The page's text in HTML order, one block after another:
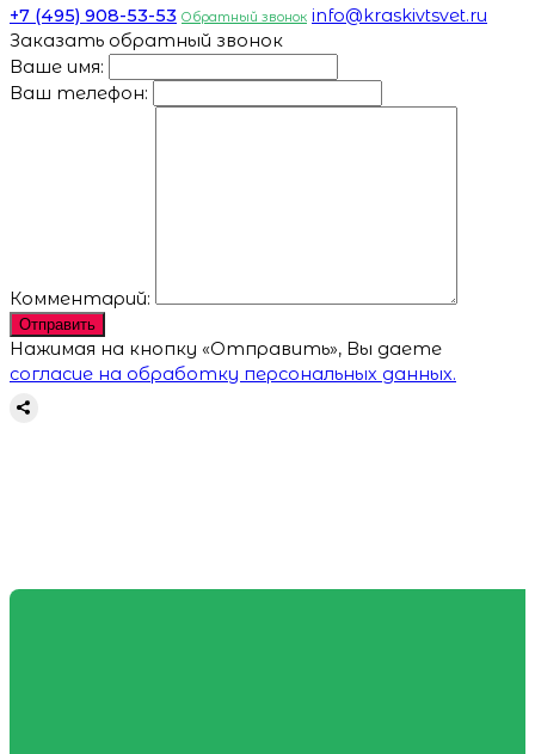
+7 (495) 908-53-53 Обратный звонок info@kraskivtsvet.ru
Заказать обратный звонок
Ваше имя:
Ваш телефон:
Комментарий:
Отправить
Нажимая на кнопку «Отправить», Вы даете
согласие на обработку персональных данных.